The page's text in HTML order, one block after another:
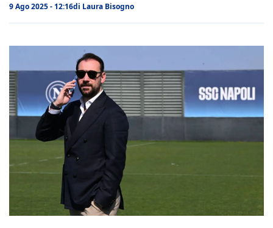
9 Ago 2025 - 12:16di Laura Bisogno